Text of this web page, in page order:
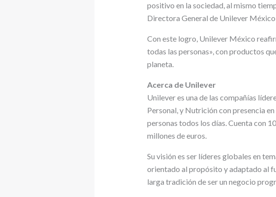
positivo en la sociedad, al mismo
Directora General de Unilever
Con este logro, Unilever México
todas las personas», con productos
planeta.
Acerca de Unilever
Unilever es una de las compañías
Personal, y Nutrición con presencia
personas todos los días. Cuenta con
millones de euros.
Su visión es ser líderes globales en
orientado al propósito y adaptado al
larga tradición de ser un negocio